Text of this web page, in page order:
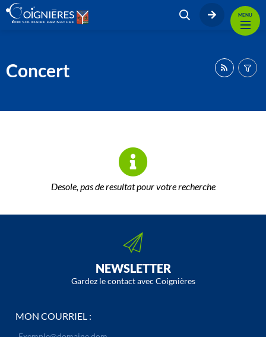
MENU
Concert
Desole, pas de resultat pour votre recherche
NEWSLETTER
Gardez le contact avec Coignières
MON COURRIEL :